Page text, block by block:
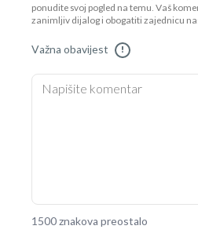
ponudite svoj pogled na temu. Vaš
zanimljiv dijalog i obogatiti zajednicu
Važna obavijest !
1500 znakova preostalo